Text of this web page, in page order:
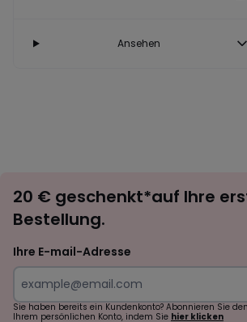
Ansehen
20 € geschenkt*auf Ihre
Bestellung.
Ihre E-mail-Adresse
Sie haben bereits ein Kundenkonto? Abonnieren Sie
Ihrem persönlichen Konto, indem Sie hier klicken